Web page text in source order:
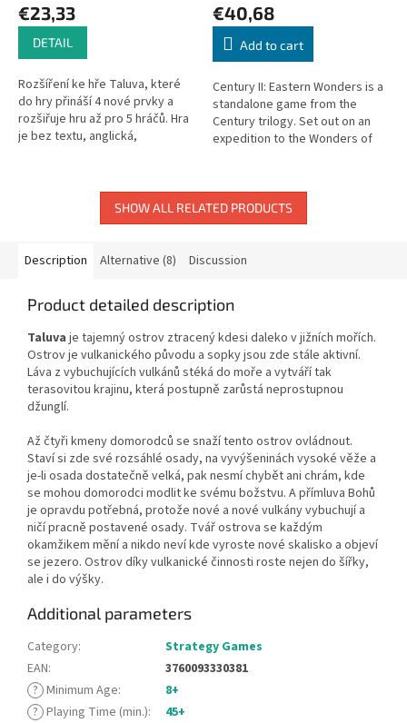
€23,33
DETAIL
Rozšíření ke hře Taluva, které
do hry přináší 4 nové prvky a
rozšiřuje hru až pro 5 hráčů. Hra
je bez textu, anglická,
€40,68
Add to cart
Century II: Eastern Wonders is a
standalone game from the
Century trilogy. Set out on an
expedition to the Wonders of
SHOW ALL RELATED PRODUCTS
Description Alternative (8) Discussion
Product detailed description
Taluva je tajemný ostrov ztracený kdesi daleko v jižních mořích.
Ostrov je vulkanického původu a sopky jsou zde stále aktivní.
Láva z vybuchujících vulkánů stéká do moře a vytváří tak
terasovitou krajinu, která postupně zarůstá neprostupnou
džunglí.
Až čtyři kmeny domorodců se snaží tento ostrov ovládnout.
Staví si zde své rozsáhlé osady, na vyvýšeninách vysoké věže a
je-li osada dostatečně velká, pak nesmí chybět ani chrám, kde
se mohou domorodci modlit ke svému božstvu. A přímluva Bohů
je opravdu potřebná, protože nové a nové vulkány vybuchují a
ničí pracně postavené osady. Tvář ostrova se každým
okamžikem mění a nikdo neví kde vyroste nové skalisko a objeví
se jezero. Ostrov díky vulkanické činnosti roste nejen do šířky,
ale i do výšky.
Additional parameters
Category:
Strategy Games
EAN:
3760093330381
? Minimum Age:
8+
? Playing Time (min.):
45+